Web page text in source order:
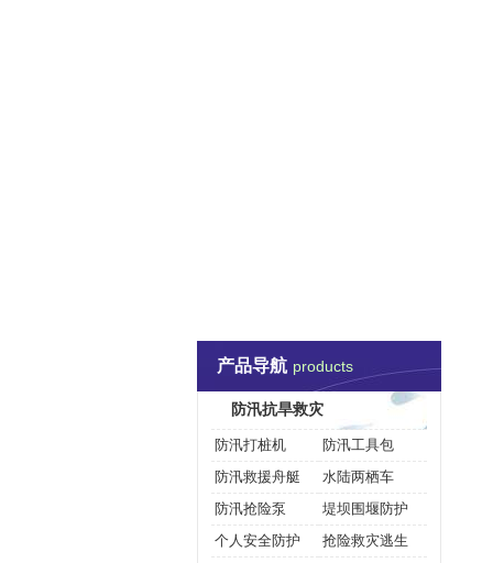
产品导航 products
防汛抗旱救灾
防汛打桩机
防汛工具包
防汛救援舟艇
水陆两栖车
防汛抢险泵
堤坝围堰防护
个人安全防护
抢险救灾逃生